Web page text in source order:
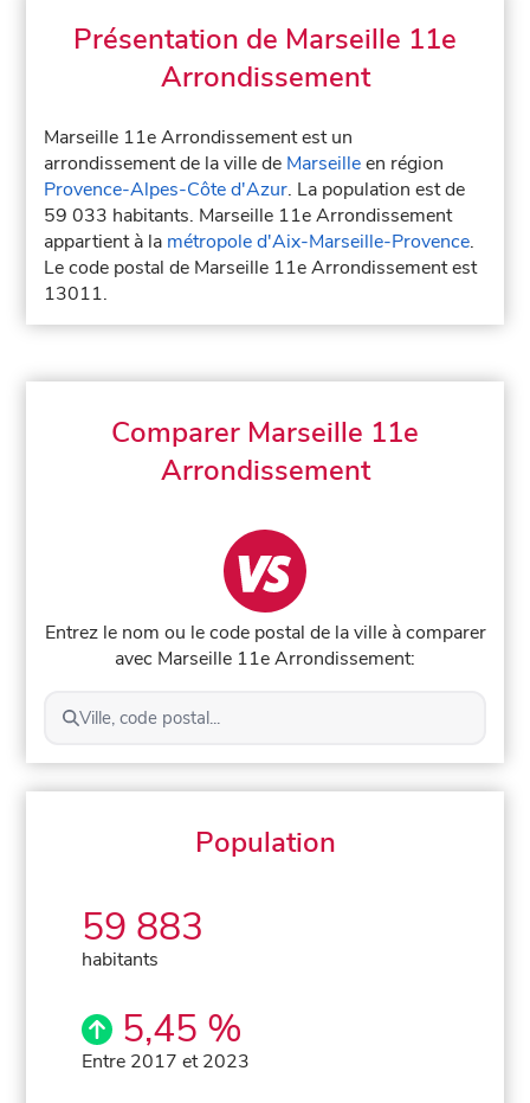
Présentation de Marseille 11e
Arrondissement
Marseille 11e Arrondissement est un
arrondissement de la ville de Marseilleen région
Provence-Alpes-Côte d'Azur. La population est de
59 033 habitants. Marseille 11e Arrondissement
appartient à la métropole d'Aix-Marseille-Provence.
Le code postal de Marseille 11e Arrondissement est
13011.
Comparer Marseille 11e
Arrondissement
Entrez le nom ou le code postal de la ville à comparer
avec Marseille 11e Arrondissement:
Ville, code postal...
Population
59 883
habitants
5,45 %
Entre 2017 et 2023